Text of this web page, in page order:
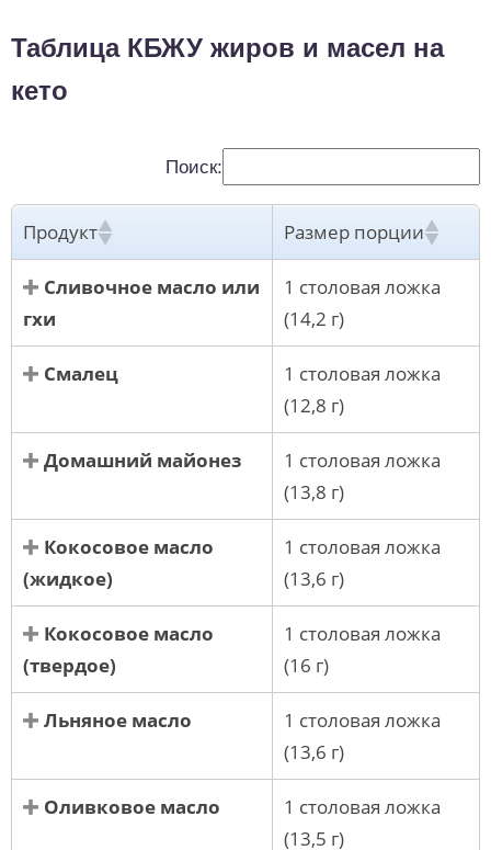
Таблица КБЖУ жиров и масел на
кето
Поиск:
Продукт Размер порции
Сливочное масло или
гхи
1 столовая ложка
(14,2 г)
Смалец
1 столовая ложка
(12,8 г)
Домашний майонез
1 столовая ложка
(13,8 г)
Кокосовое масло
(жидкое)
1 столовая ложка
(13,6 г)
Кокосовое масло
(твердое)
1 столовая ложка
(16 г)
Льняное масло
1 столовая ложка
(13,6 г)
Оливковое масло
1 столовая ложка
(13,5 г)